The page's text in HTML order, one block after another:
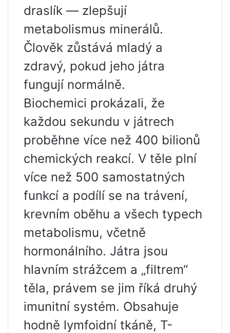
draslík — zlepšují
metabolismus minerálů.
Člověk zůstává mladý a
zdravý, pokud jeho játra
fungují normálně.
Biochemici prokázali, že
každou sekundu v játrech
proběhne více než 400 bilionů
chemických reakcí. V těle plní
více než 500 samostatných
funkcí a podílí se na trávení,
krevním oběhu a všech typech
metabolismu, včetně
hormonálního. Játra jsou
hlavním strážcem a „filtrem“
těla, právem se jim říká druhý
imunitní systém. Obsahuje
hodně lymfoidní tkáně, T-